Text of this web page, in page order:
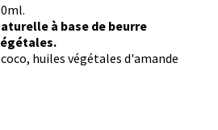
à base de beurre
huiles végétales d'amande